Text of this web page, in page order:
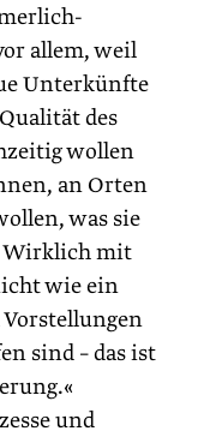
allem, weil
Unterkünfte
des
wollen
an Orten
was sie
Wirklich mit
wie ein
sind – das ist
und